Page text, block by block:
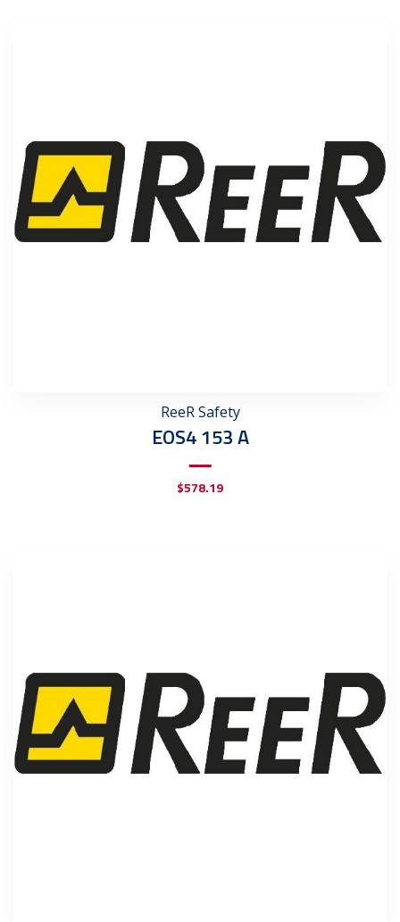
ReeR Safety
EOS4 153 A
$578.19